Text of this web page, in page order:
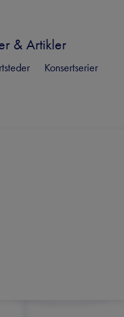
& Artikler
Konsertserier